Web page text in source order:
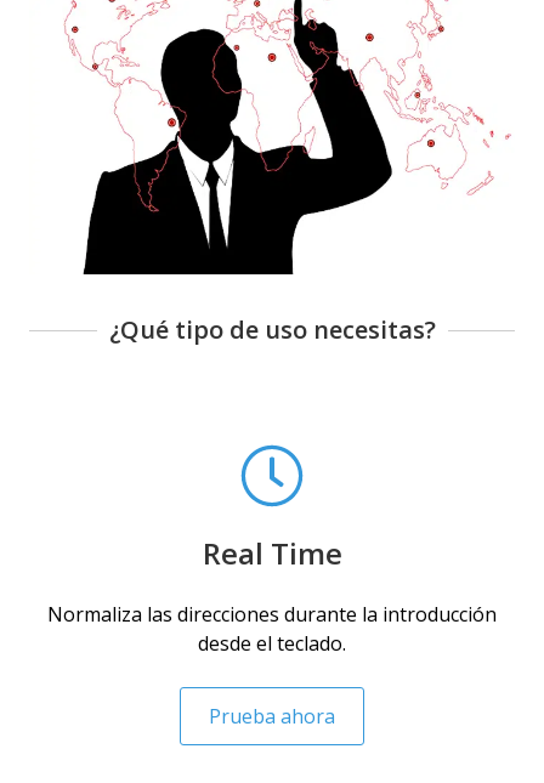
¿Qué tipo de uso necesitas?
Real Time
Normaliza las direcciones durante la introducción
desde el teclado.
Prueba ahora